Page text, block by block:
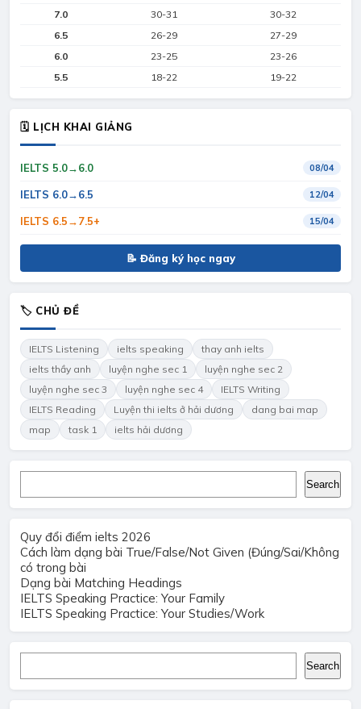
7.0
30-31
30-32
6.5
26-29
27-29
6.0
23-25
23-26
5.5
18-22 19-22
🗓 LỊCH KHAI GIẢNG
IELTS 5.0→6.0 08/04
IELTS 6.0→6.5 12/04
IELTS 6.5→7.5+ 15/04
📝 Đăng ký học ngay
🏷 CHỦ ĐỀ
IELTS Listening ielts speaking
thay anh ielts
ielts thầy anh
luyện nghe sec 1
luyện nghe sec 2
luyện nghe sec 3
luyện nghe sec 4
IELTS Writing
IELTS Reading
Luyện thi ielts ở hải dương
dang bai map
map
task 1 ielts hải dương
Search
Quy đổi điểm ielts 2026
Cách làm dạng bài True/False/Not Given (Đúng/Sai/Không
có trong bài
Dạng bài Matching Headings
IELTS Speaking Practice: Your Family
IELTS Speaking Practice: Your Studies/Work
Search